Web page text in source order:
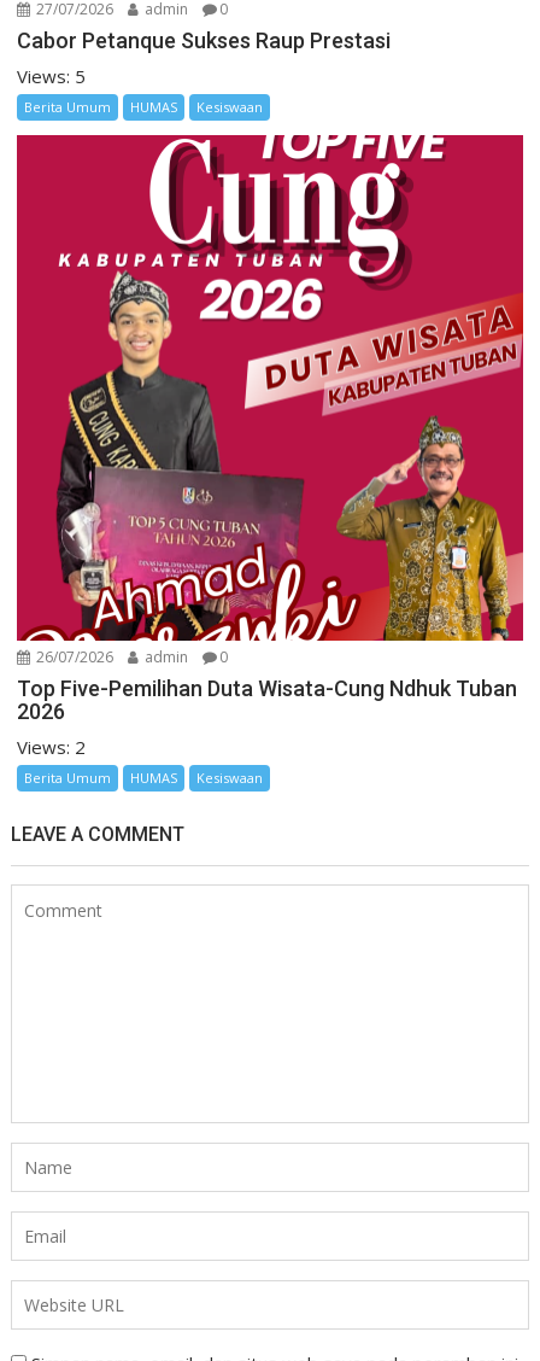
27/07/2026 admin 0
Cabor Petanque Sukses Raup Prestasi
Views: 5
Berita Umum HUMAS Kesiswaan
26/07/2026 admin 0
Top Five-Pemilihan Duta Wisata-Cung Ndhuk Tuban
2026
Views: 2
Berita Umum HUMAS Kesiswaan
LEAVE A COMMENT